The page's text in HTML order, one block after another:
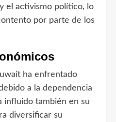
el activismo político, lo
por parte de los
ha enfrentado
a la dependencia
influido también en su
diversificar su